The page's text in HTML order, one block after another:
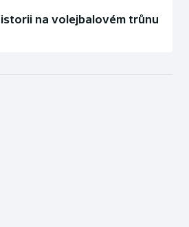
na volejbalovém trůnu